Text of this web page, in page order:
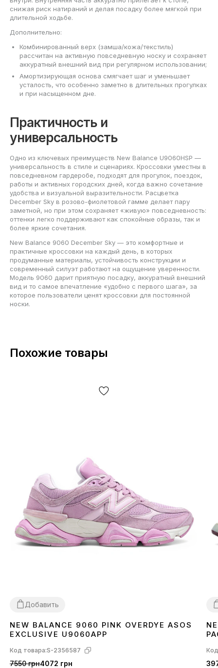
снижая риск натираний и делая посадку более мягкой при
длительной ходьбе.
Дополнительно:
Комбинированный верх (замша/кожа/текстиль)
рассчитан на активную повседневную носку и сохраняет
аккуратный внешний вид при регулярном использовании;
Амортизирующая основа смягчает шаг и уменьшает
усталость, что особенно заметно в длительных прогулках
и при насыщенном дне.
Практичность и
универсальность
Одно из ключевых преимуществ New Balance U9060HSP —
универсальность в стиле и сценариях. Кроссовки уместны в
повседневном гардеробе, подходят для прогулок, поездок,
работы и активных городских дней, когда важно сочетание
удобства и визуальной выразительности. Расцветка
December Sky в розово-фиолетовой гамме делает пару
заметной, но при этом сохраняет «живую» повседневность:
оттенки легко поддерживают как спокойные образы, так и
более яркие сочетания.
New Balance 9060 December Sky — это комфортные и
практичные кроссовки на каждый день, в которых
продуманные материалы, устойчивость конструкции и
современный силуэт работают на ощущение уверенности.
Модель 9060 дарит приятную посадку, аккуратный внешний
вид и то самое впечатление «удобно с первого шага», за
которое пользователи ценят кроссовки для постоянной
носки.
Похожие товары
Добавить
3637 3839404142 43
NEW BALANCE 9060 PINK OVERDYE ASOS
EXCLUSIVE U9060APP
Код товара:S-2356587
7550 грн4072 грн